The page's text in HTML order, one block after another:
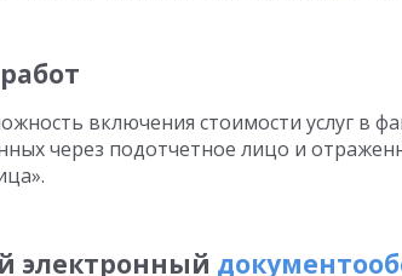
включения стоимости услуг в
через подотчетное лицо и
электронный